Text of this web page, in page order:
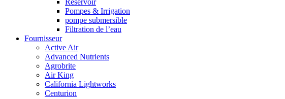
Pompes & Irrigation
pompe submersible
Filtration de l’eau
Fournisseur
Active Air
Advanced Nutrients
Agrobrite
Air King
California Lightworks
Centurion